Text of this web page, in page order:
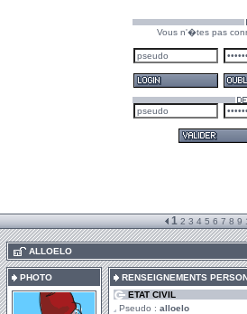
Vous n'�tes pas
1 2 3 4 5 6 7 8 9
ALLOELO
PHOTO
RENSEIGNEMENTS
ETAT CIVIL
Pseudo : alloelo